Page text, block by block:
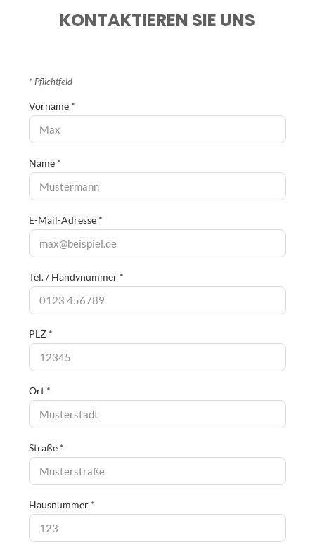
KONTAKTIEREN SIE UNS
* Pflichtfeld
Vorname *
Name *
E-Mail-Adresse *
Tel. / Handynummer *
PLZ *
Ort *
Straße *
Hausnummer *